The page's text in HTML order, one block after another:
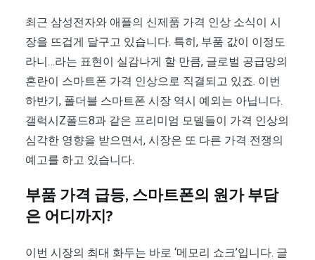
최근 삼성전자와 애플의 신제품 가격 인상 소식이 시
장을 뜨겁게 달구고 있습니다. 특히, 부품 값이 이정도
라니…라는 표현이 실감나게 할 만큼, 글로벌 공급망의
혼란이 스마트폰 가격 인상으로 직결되고 있죠. 이번
하반기, 폴더블 스마트폰 시장 역시 예외는 아닙니다.
갤럭시Z폴드8과 같은 프리미엄 모델들이 가격 인상의
심각한 영향을 받으면서, 시장은 또 다른 가격 전쟁의
예고를 하고 있습니다.
부품 가격 급등, 스마트폰의 원가 부담
은 어디까지?
이번 시장의 최대 화두는 바로 ‘메모리 쇼크’입니다. 글